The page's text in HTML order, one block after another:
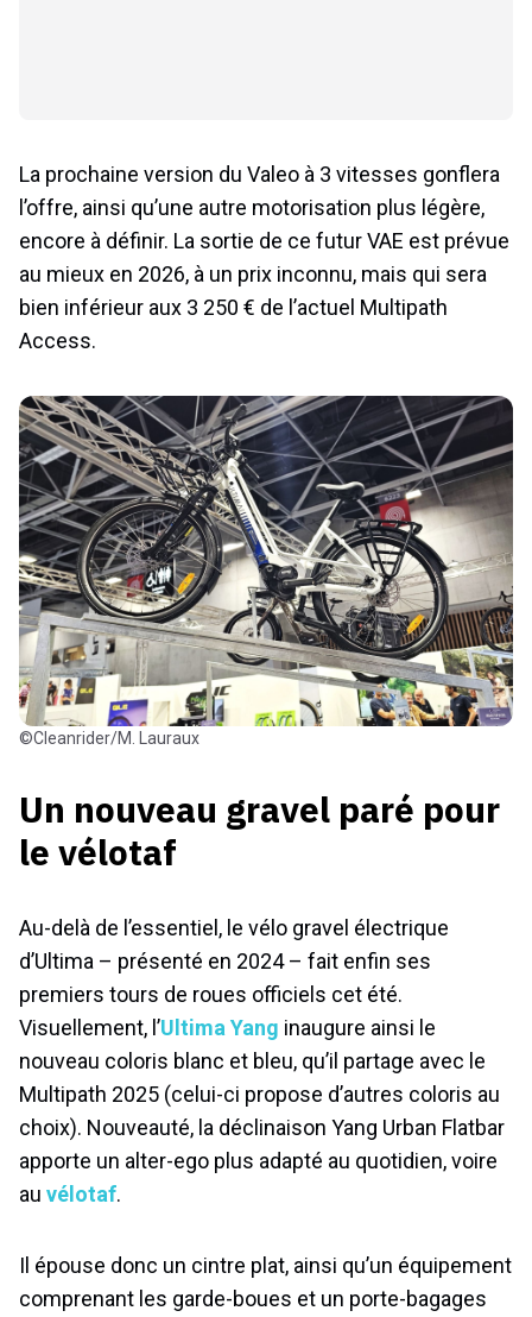
La prochaine version du Valeo à 3 vitesses gonflera
l’offre, ainsi qu’une autre motorisation plus légère,
encore à définir. La sortie de ce futur VAE est prévue
au mieux en 2026, à un prix inconnu, mais qui sera
bien inférieur aux 3 250 € de l’actuel Multipath
Access.
©Cleanrider/M. Lauraux
Un nouveau gravel paré pour
le vélotaf
Au-delà de l’essentiel, le vélo gravel électrique
d’Ultima – présenté en 2024 – fait enfin ses
premiers tours de roues officiels cet été.
Visuellement, l’Ultima Yang inaugure ainsi le
nouveau coloris blanc et bleu, qu’il partage avec le
Multipath 2025 (celui-ci propose d’autres coloris au
choix). Nouveauté, la déclinaison Yang Urban Flatbar
apporte un alter-ego plus adapté au quotidien, voire
au vélotaf.
Il épouse donc un cintre plat, ainsi qu’un équipement
comprenant les garde-boues et un porte-bagages